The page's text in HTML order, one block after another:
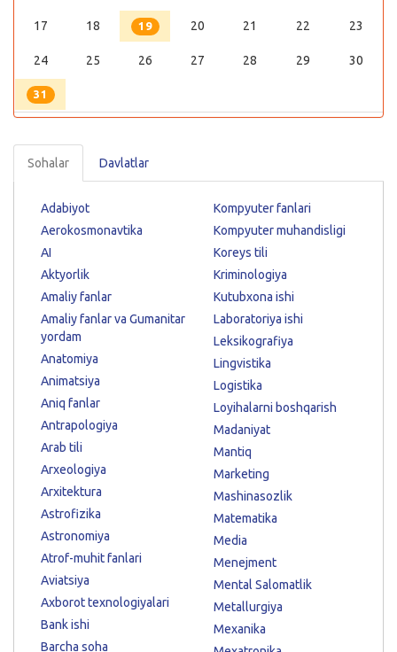
17 18 19 20 21 22 23
24 25 26 27 28 29 30
31
Sohalar Davlatlar
Adabiyot
Aerokosmonavtika
AI
Aktyorlik
Amaliy fanlar
Amaliy fanlar va Gumanitar
yordam
Anatomiya
Animatsiya
Aniq fanlar
Antrapologiya
Arab tili
Arxeologiya
Arxitektura
Astrofizika
Astronomiya
Atrof-muhit fanlari
Aviatsiya
Axborot texnologiyalari
Bank ishi
Barcha soha
Kompyuter fanlari
Kompyuter muhandisligi
Koreys tili
Kriminologiya
Kutubxona ishi
Laboratoriya ishi
Leksikografiya
Lingvistika
Logistika
Loyihalarni boshqarish
Madaniyat
Mantiq
Marketing
Mashinasozlik
Matematika
Media
Menejment
Mental Salomatlik
Metallurgiya
Mexanika